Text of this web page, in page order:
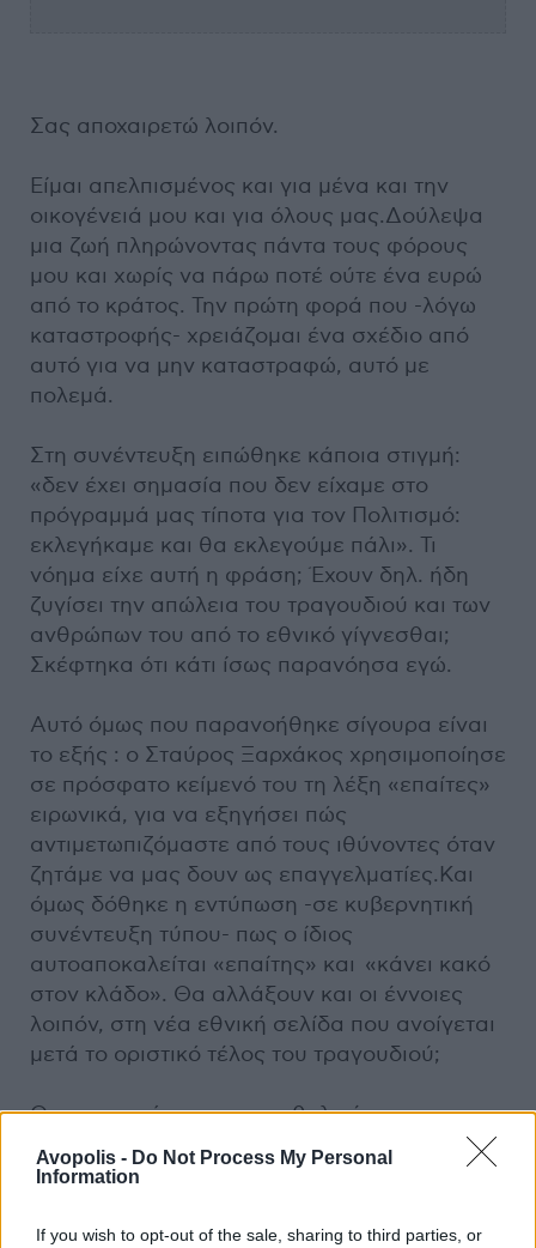
Avopolis - Do Not Process My Personal
Information
If you wish to opt-out of the sale, sharing to third parties, or
Σας αποχαιρετώ λοιπόν.
Είμαι απελπισμένος και για μένα και την
οικογένειά μου και για όλους μας.Δούλεψα
μια ζωή πληρώνοντας πάντα τους φόρους
μου και χωρίς να πάρω ποτέ ούτε ένα ευρώ
από το κράτος. Την πρώτη φορά που -λόγω
καταστροφής- χρειάζομαι ένα σχέδιο από
αυτό για να μην καταστραφώ, αυτό με
πολεμά.
Στη συνέντευξη ειπώθηκε κάποια στιγμή:
«δεν έχει σημασία που δεν είχαμε στο
πρόγραμμά μας τίποτα για τον Πολιτισμό:
εκλεγήκαμε και θα εκλεγούμε πάλι». Τι
νόημα είχε αυτή η φράση; Έχουν δηλ. ήδη
ζυγίσει την απώλεια του τραγουδιού και των
ανθρώπων του από το εθνικό γίγνεσθαι;
Σκέφτηκα ότι κάτι ίσως παρανόησα εγώ.
Αυτό όμως που παρανοήθηκε σίγουρα είναι
το εξής : ο Σταύρος Ξαρχάκος χρησιμοποίησε
σε πρόσφατο κείμενό του τη λέξη «επαίτες»
ειρωνικά, για να εξηγήσει πώς
αντιμετωπιζόμαστε από τους ιθύνοντες όταν
ζητάμε να μας δουν ως επαγγελματίες.Και
όμως δόθηκε η εντύπωση -σε κυβερνητική
συνέντευξη τύπου- πως ο ίδιος
αυτοαποκαλείται «επαίτης» και «κάνει κακό
στον κλάδο». Θα αλλάξουν και οι έννοιες
λοιπόν, στη νέα εθνική σελίδα που ανοίγεται
μετά το οριστικό τέλος του τραγουδιού;
Θα προχωρήσουμε σε καθολικές
απαγορεύσεις των έργων μας, θα το κάνουμε
μεγάλη είδηση στο εξωτερικό που -εν
Πνευματικών Δικαιωμάτων ενισχύθηκαν